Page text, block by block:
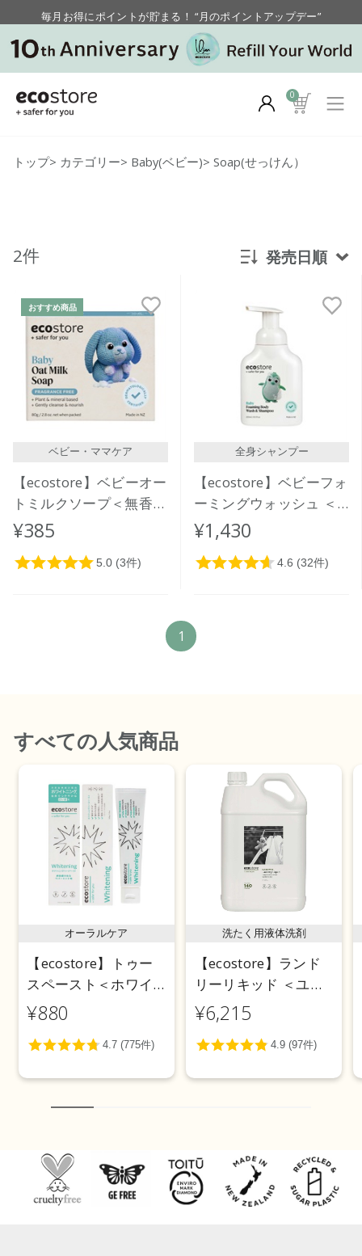
毎月お得にポイントが貯まる！ “月のポイントアップデー”
【重要】お盆期間中のお問い合わせと商品配送に関しまして
毎月お得にポイントが貯まる！ “月のポイントアップデー”
0
トップ> カテゴリー> Baby(ベビー)> Soap(せっけん）
2件 発売日順
価格が安い
価格が高い
レビューが多い順
レビュー評価が高い順
人気順
おすすめ商品
ベビー・ママケア
【ecostore】ベビーオー
トミルクソープ＜無香料
＞
¥385
全身シャンプー
【ecostore】ベビーフォ
ーミングウォッシュ ＜
全身泡シャンプー＞
250mL
¥1,430
1
すべての人気商品
オーラルケア
【ecostore】トゥー
スペースト＜ホワイ
トニング＞ 100g
¥880
洗たく用液体洗剤
【ecostore】ランド
リーリキッド ＜ユー
カリ＞ 5L
¥6,215